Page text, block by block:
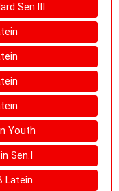
Sen.III
Youth
Sen.I
Latein